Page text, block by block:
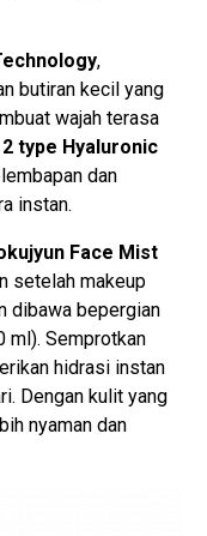
,
butiran kecil yang
wajah terasa
2 type Hyaluronic
dan
instan.
Face Mist
setelah makeup
dibawa bepergian
ml). Semprotkan
hidrasi instan
Dengan kulit yang
nyaman dan